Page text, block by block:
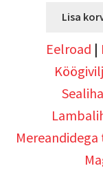
Lisa
Eelroad |